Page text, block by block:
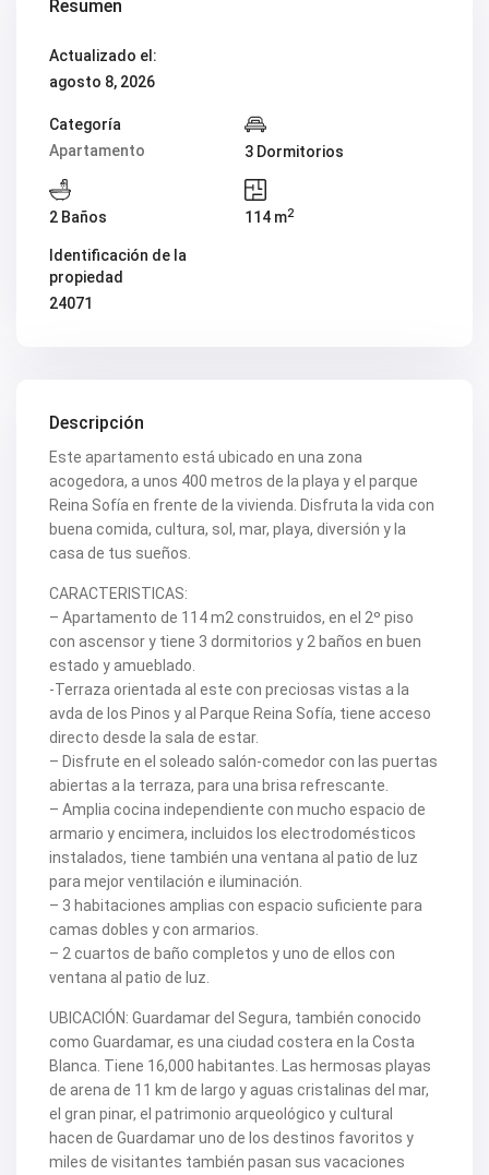
Resumen
Actualizado el:
agosto 8, 2026
Categoría
Apartamento
3 Dormitorios
2 Baños 114 m2
Identificación de la
propiedad
24071
Descripción
Este apartamento está ubicado en una zona
acogedora, a unos 400 metros de la playa y el parque
Reina Sofía en frente de la vivienda. Disfruta la vida con
buena comida, cultura, sol, mar, playa, diversión y la
casa de tus sueños.
CARACTERISTICAS:
– Apartamento de 114 m2 construidos, en el 2º piso
con ascensor y tiene 3 dormitorios y 2 baños en buen
estado y amueblado.
-Terraza orientada al este con preciosas vistas a la
avda de los Pinos y al Parque Reina Sofía, tiene acceso
directo desde la sala de estar.
– Disfrute en el soleado salón-comedor con las puertas
abiertas a la terraza, para una brisa refrescante.
– Amplia cocina independiente con mucho espacio de
armario y encimera, incluidos los electrodomésticos
instalados, tiene también una ventana al patio de luz
para mejor ventilación e iluminación.
– 3 habitaciones amplias con espacio suficiente para
camas dobles y con armarios.
– 2 cuartos de baño completos y uno de ellos con
ventana al patio de luz.
UBICACIÓN: Guardamar del Segura, también conocido
como Guardamar, es una ciudad costera en la Costa
Blanca. Tiene 16,000 habitantes. Las hermosas playas
de arena de 11 km de largo y aguas cristalinas del mar,
el gran pinar, el patrimonio arqueológico y cultural
hacen de Guardamar uno de los destinos favoritos y
miles de visitantes también pasan sus vacaciones